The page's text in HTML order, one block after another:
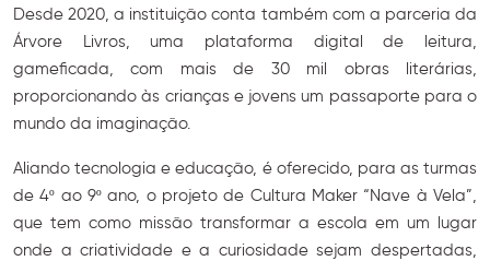
Desde 2020, a instituição conta também com a parceria da
Árvore Livros, uma plataforma digital de leitura,
gameficada, com mais de 30 mil obras literárias,
proporcionando às crianças e jovens um passaporte para o
mundo da imaginação.
Aliando tecnologia e educação, é oferecido, para as turmas
de 4º ao 9º ano, o projeto de Cultura Maker “Nave à Vela”,
que tem como missão transformar a escola em um lugar
onde a criatividade e a curiosidade sejam despertadas,